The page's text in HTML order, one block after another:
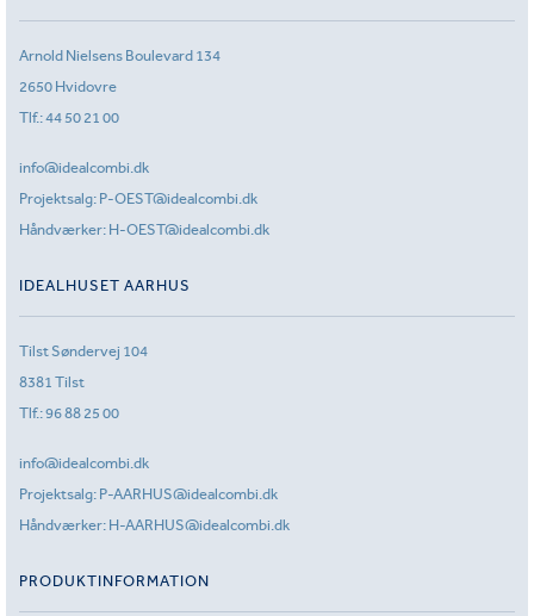
Arnold Nielsens Boulevard 134
2650 Hvidovre
Tlf.:44 50 21 00
info@idealcombi.dk
Projektsalg: P-OEST@idealcombi.dk
Håndværker: H-OEST@idealcombi.dk
IDEALHUSET AARHUS
Tilst Søndervej 104
8381 Tilst
Tlf.:96 88 25 00
info@idealcombi.dk
Projektsalg: P-AARHUS@idealcombi.dk
Håndværker: H-AARHUS@idealcombi.dk
PRODUKTINFORMATION